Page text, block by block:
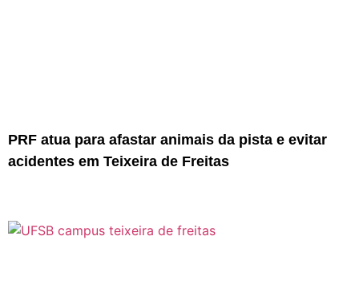
PRF atua para afastar animais da pista e evitar
acidentes em Teixeira de Freitas